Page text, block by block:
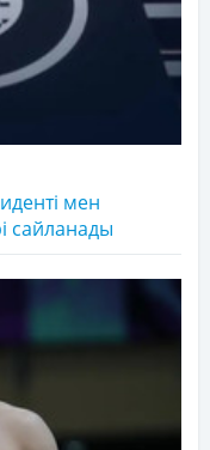
мен
сайланады